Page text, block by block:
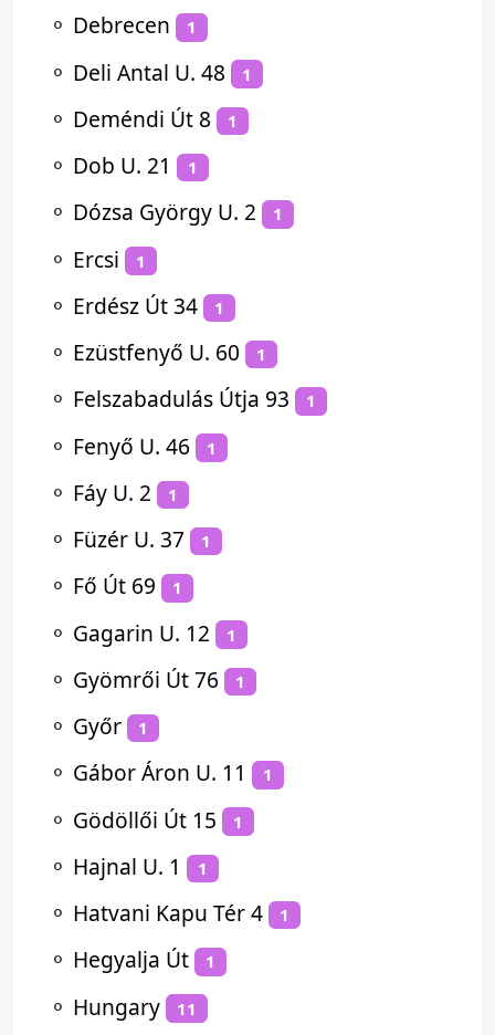
⚬ Debrecen 1
⚬ Deli Antal U. 48 1
⚬ Deméndi Út 8 1
⚬ Dob U. 21 1
⚬ Dózsa György U. 2 1
⚬ Ercsi 1
⚬ Erdész Út 34 1
⚬ Ezüstfenyő U. 60 1
⚬ Felszabadulás Útja 93 1
⚬ Fenyő U. 46 1
⚬ Fáy U. 2 1
⚬ Füzér U. 37 1
⚬ Fő Út 69 1
⚬ Gagarin U. 12 1
⚬ Gyömrői Út 76 1
⚬ Győr 1
⚬ Gábor Áron U. 11 1
⚬ Gödöllői Út 15 1
⚬ Hajnal U. 1 1
⚬ Hatvani Kapu Tér 4 1
⚬ Hegyalja Út 1
⚬ Hungary 11